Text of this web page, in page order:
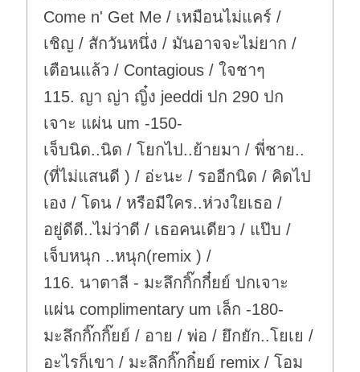
Come n' Get Me / เหมือนไม่แคร์ /
เชิญ / สักวันหนึ่ง / มันอาจจะไม่ยาก /
เตือนแล้ว / Contagious / ใจชาๆ
115. ญา ญ่า ญิ๋ง jeeddi ปก 290 ปก
เจาะ แผ่น um -150-
เจ็บนิด..นิด / โยกไป..ย้ายมา / พี่ชาย..
(ที่ไม่แสนดี ) / อ่ะนะ / รออีกนิด / คิดไป
เอง / โดน / หรือมีใคร..ห่วงใยเธอ /
อยู่ดีดี..ไม่ว่าดี / เธอคนเดียว / แป๊บ /
เจ็บหนุก ..หนุก(remix ) /
116. นาตาลี - มะลึกกิ๊กกี๋ยย์ ปกเจาะ
แผ่น complimentary um เล็ก -180-
มะลึกกิ๊กกิ๊ยย์ / อาย / พ่อ / ยึกยัก..โยเย /
อะไรก็เขา / มะลึกกิ๊กกิ๋ยย์ remix / โอม